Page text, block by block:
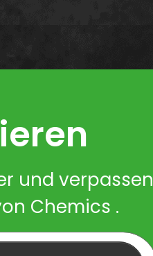
und verpassen
Chemics .